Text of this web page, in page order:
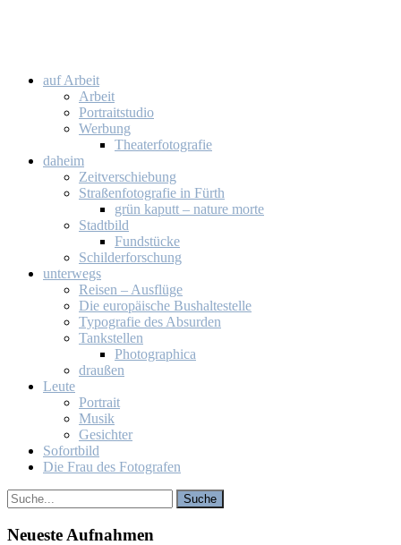
auf Ar­beit
Ar­beit
Por­trait­stu­dio
Wer­bung
Thea­ter­fo­to­gra­fie
da­heim
Zeit­ver­schie­bung
Stra­ßen­fo­to­gra­fie in Fürth
grün ka­putt – na­tu­re mor­te
Stadt­bild
Fund­stü­cke
Schil­der­for­schung
un­ter­wegs
Rei­sen – Aus­flü­ge
Die eu­ro­päi­sche Bus­hal­te­stel­le
Ty­po­gra­fie des Ab­sur­den
Tank­stel­len
Pho­to­gra­phi­ca
drau­ßen
Leu­te
Por­trait
Mu­sik
Ge­sich­ter
So­fort­bild
Die Frau des Fo­to­gra­fen
Neu­es­te Auf­nah­men